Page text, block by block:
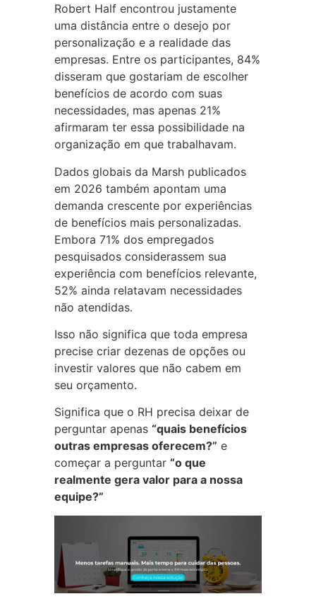
Robert Half encontrou justamente
uma distância entre o desejo por
personalização e a realidade das
empresas. Entre os participantes, 84%
disseram que gostariam de escolher
benefícios de acordo com suas
necessidades, mas apenas 21%
afirmaram ter essa possibilidade na
organização em que trabalhavam.
Dados globais da Marsh publicados
em 2026 também apontam uma
demanda crescente por experiências
de benefícios mais personalizadas.
Embora 71% dos empregados
pesquisados considerassem sua
experiência com benefícios relevante,
52% ainda relatavam necessidades
não atendidas.
Isso não significa que toda empresa
precise criar dezenas de opções ou
investir valores que não cabem em
seu orçamento.
Significa que o RH precisa deixar de
perguntar apenas “quais benefícios
outras empresas oferecem?” e
começar a perguntar “o que
realmente gera valor para a nossa
equipe?”